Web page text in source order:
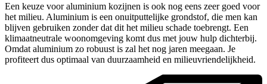
Een keuze voor aluminium kozijnen is ook nog eens zeer goed voor
het milieu. Aluminium is een onuitputtelijke grondstof, die men kan
blijven gebruiken zonder dat dit het milieu schade toebrengt. Een
klimaatneutrale woonomgeving komt dus met jouw hulp dichterbij.
Omdat aluminium zo robuust is zal het nog jaren meegaan. Je
profiteert dus optimaal van duurzaamheid en milieuvriendelijkheid.